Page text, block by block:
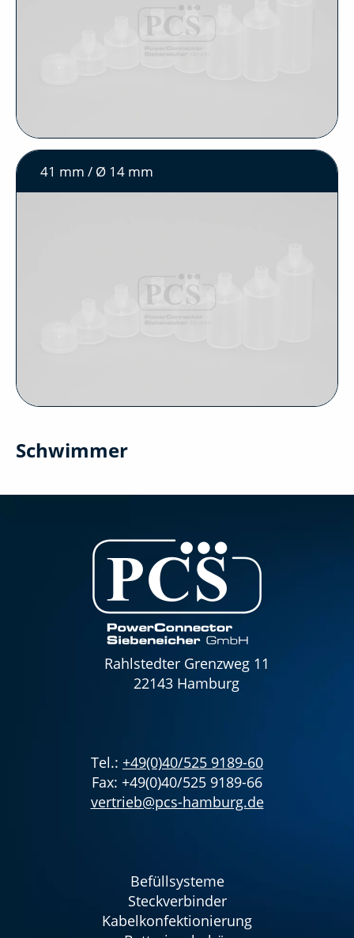
41 mm / Ø 14 mm
Schwimmer
Rahlstedter Grenzweg 11
22143 Hamburg
Tel.: +49(0)40/525 9189-60
Fax: +49(0)40/525 9189-66
vertrieb@pcs-hamburg.de
Befüllsysteme
Steckverbinder
Kabelkonfektionierung